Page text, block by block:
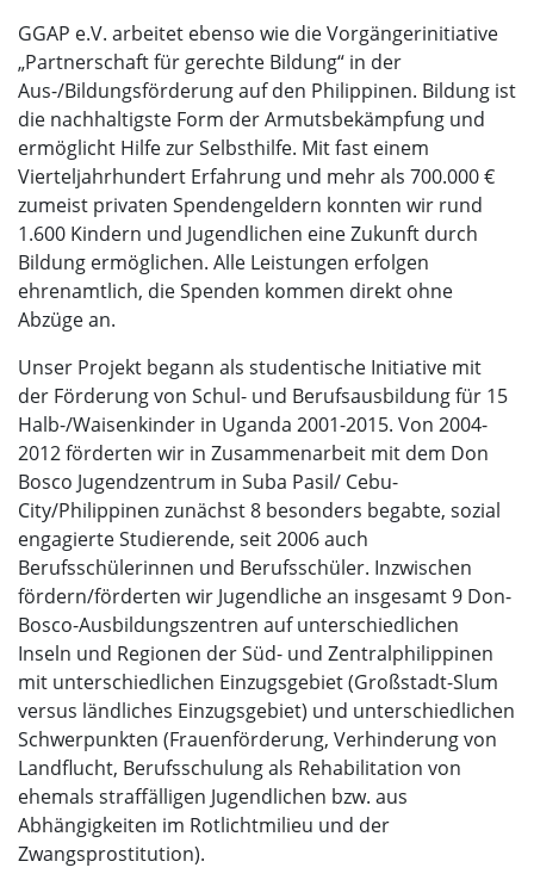
GGAP e.V. arbeitet ebenso wie die Vorgängerinitiative
„Partnerschaft für gerechte Bildung“ in der
Aus-/Bildungsförderung auf den Philippinen. Bildung ist
die nachhaltigste Form der Armutsbekämpfung und
ermöglicht Hilfe zur Selbsthilfe. Mit fast einem
Vierteljahrhundert Erfahrung und mehr als 700.000 €
zumeist privaten Spendengeldern konnten wir rund
1.600 Kindern und Jugendlichen eine Zukunft durch
Bildung ermöglichen. Alle Leistungen erfolgen
ehrenamtlich, die Spenden kommen direkt ohne
Abzüge an.
Unser Projekt begann als studentische Initiative mit
der Förderung von Schul- und Berufsausbildung für 15
Halb-/Waisenkinder in Uganda 2001-2015. Von 2004-
2012 förderten wir in Zusammenarbeit mit dem Don
Bosco Jugendzentrum in Suba Pasil/ Cebu-
City/Philippinen zunächst 8 besonders begabte, sozial
engagierte Studierende, seit 2006 auch
Berufsschülerinnen und Berufsschüler. Inzwischen
fördern/förderten wir Jugendliche an insgesamt 9 Don-
Bosco-Ausbildungszentren auf unterschiedlichen
Inseln und Regionen der Süd- und Zentralphilippinen
mit unterschiedlichen Einzugsgebiet (Großstadt-Slum
versus ländliches Einzugsgebiet) und unterschiedlichen
Schwerpunkten (Frauenförderung, Verhinderung von
Landflucht, Berufsschulung als Rehabilitation von
ehemals straffälligen Jugendlichen bzw. aus
Abhängigkeiten im Rotlichtmilieu und der
Zwangsprostitution).